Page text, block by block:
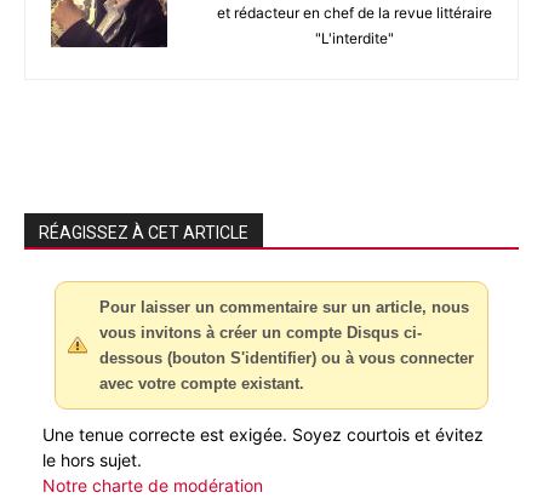
et rédacteur en chef de la revue littéraire
"L'interdite"
RÉAGISSEZ À CET ARTICLE
Pour laisser un commentaire sur un article, nous
vous invitons à créer un compte Disqus ci-
dessous (bouton S'identifier) ou à vous connecter
avec votre compte existant.
Une tenue correcte est exigée. Soyez courtois et évitez
le hors sujet.
Notre charte de modération